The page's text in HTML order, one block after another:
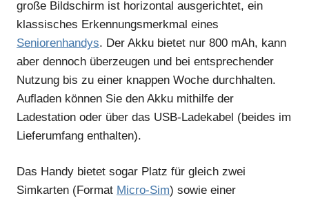
große Bildschirm ist horizontal ausgerichtet, ein
klassisches Erkennungsmerkmal eines
Seniorenhandys. Der Akku bietet nur 800 mAh, kann
aber dennoch überzeugen und bei entsprechender
Nutzung bis zu einer knappen Woche durchhalten.
Aufladen können Sie den Akku mithilfe der
Ladestation oder über das USB-Ladekabel (beides im
Lieferumfang enthalten).
Das Handy bietet sogar Platz für gleich zwei
Simkarten (Format Micro-Sim) sowie einer